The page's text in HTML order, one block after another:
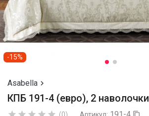
-15%
Asabella 
КПБ 191-4 (евро), 2 наволочки
(0) Артикул: 191-4 